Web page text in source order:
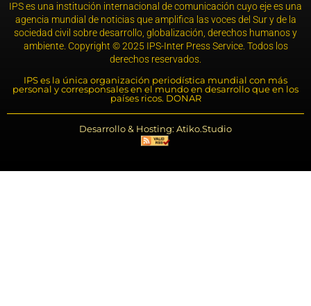
IPS es una institución internacional de comunicación cuyo eje es una
agencia mundial de noticias que amplifica las voces del Sur y de la
sociedad civil sobre desarrollo, globalización, derechos humanos y
ambiente. Copyright © 2025 IPS-Inter Press Service. Todos los
derechos reservados.
IPS es la única organización periodística mundial con más
personal y corresponsales en el mundo en desarrollo que en los
países ricos. DONAR
Desarrollo & Hosting: Atiko.Studio